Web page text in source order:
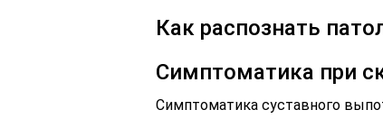
Как распознать
Симптоматика при
Симптоматика суставного